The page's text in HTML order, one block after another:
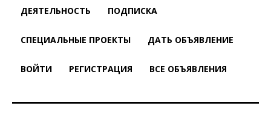
ДЕЯТЕЛЬНОСТЬ ПОДПИСКА
СПЕЦИАЛЬНЫЕ ПРОЕКТЫ ДАТЬ ОБЪЯВЛЕНИЕ
ВОЙТИ РЕГИСТРАЦИЯ ВСЕ ОБЪЯВЛЕНИЯ